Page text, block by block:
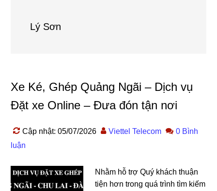
Lý Sơn
Xe Ké, Ghép Quảng Ngãi – Dịch vụ
Đặt xe Online – Đưa đón tận nơi
Cập nhật: 05/07/2026 Viettel Telecom
0 Bình
luận
Nhằm hỗ trợ Quý khách thuận
tiện hơn trong quá trình tìm kiếm